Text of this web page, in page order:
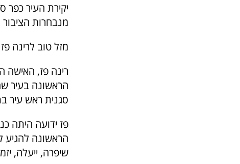
יקירת העיר
מנבחרות
מזל טוב לרינה
רינה פז, האישה
סגנית ראש עיר
פז ידועה היתה
הראשונה להגיע
שיפרה, ייעלה,